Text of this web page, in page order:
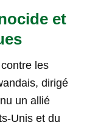
et
les
dirigé
un allié
Unis et du